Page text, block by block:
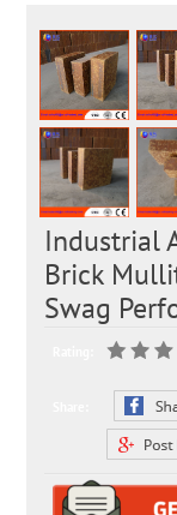
Industrial
Brick
Swag